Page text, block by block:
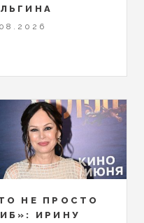
НЕ ПРОСТО
ИРИНУ